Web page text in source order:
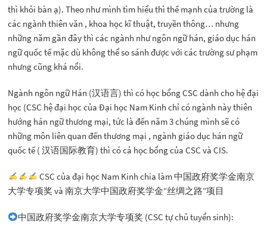
thì khỏi bàn ạ). Theo như mình tìm hiểu thì thế mạnh của trường là
các ngành thiên văn , khoa học kĩ thuật, truyền thông… nhưng
những năm gần đây thì các ngành như ngôn ngữ hán, giáo dục hán
ngữ quốc tế mặc dù không thể so sánh được với các trường sư phạm
nhưng cũng khá nổi.
Ngành ngôn ngữ Hán (汉语言) thì có học bổng CSC dành cho hệ đại
học (CSC hệ đại học của Đại học Nam Kinh chỉ có ngành này thiên
hướng hán ngữ thương mại, tức là đến năm 3 chúng mình sẽ có
những môn liên quan đến thương mại , ngành giáo dục hán ngữ
quốc tế ( 汉语国际教育) thì có cả học bổng của CSC và CIS.
CSC của đại học Nam Kinh chia làm 中国政府奖学金南京
大学专项奖 và 南京大学中国政府奖学金“丝绸之路”项目
中国政府奖学金南京大学专项奖 (CSC tự chủ tuyển sinh):